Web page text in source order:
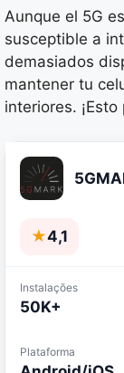
Aunque el 5G
susceptible a
demasiados
mantener tu
interiores.
★4,1
Instalações
50K+
Plataforma